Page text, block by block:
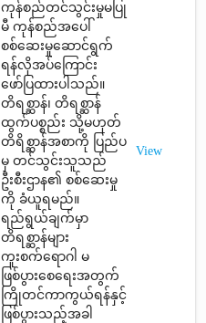
ကုန်စည်တင်သွင်းမှုမပြု
မီ ကုန်စည်အပေါ်
စစ်ဆေးမှုဆောင်ရွက်
ရန်လိုအပ်ကြောင်း
ဖော်ပြထားပါသည်။
တိရစ္ဆာန်၊ တိရစ္ဆာန်
ထွက်ပစ္စည်း သို့မဟုတ်
တိရိစ္ဆာန်အစာကို ပြည်ပ
မှ တင်သွင်းသူသည်
ဦးစီးဌာန၏ စစ်ဆေးမှု
ကို ခံယူရမည်။
ရည်ရွယ်ချက်မှာ
တိရစ္ဆာန်များ
ကူးစက်ရောဂါ မ
ဖြစ်ပွားစေရေးအတွက်
ကြိုတင်ကာကွယ်ရန်နှင့်
ဖြစ်ပွားသည့်အခါ
View